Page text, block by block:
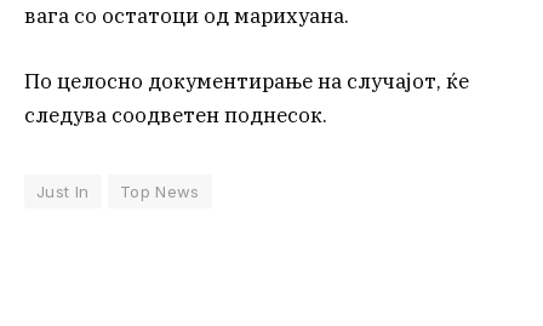
вага со остатоци од марихуана.
По целосно документирање на случајот, ќе
следува соодветен поднесок.
Just In Top News